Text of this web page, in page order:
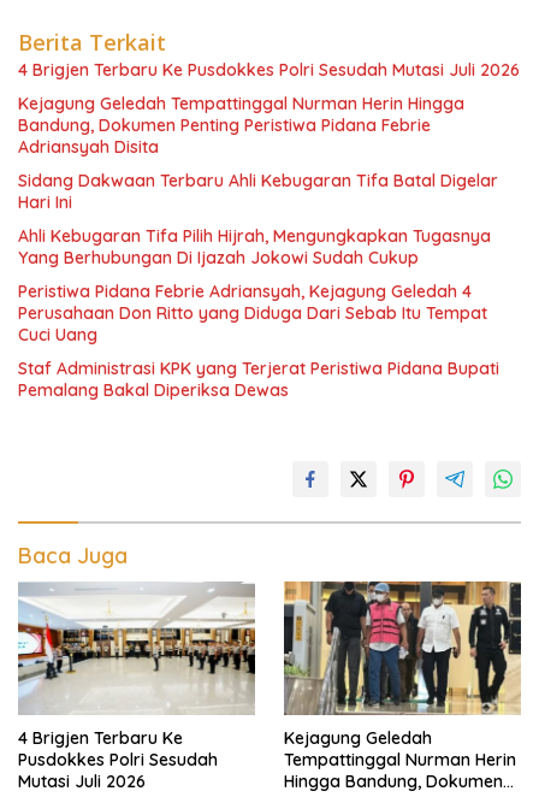
Berita Terkait
4 Brigjen Terbaru Ke Pusdokkes Polri Sesudah Mutasi Juli 2026
Kejagung Geledah Tempattinggal Nurman Herin Hingga
Bandung, Dokumen Penting Peristiwa Pidana Febrie
Adriansyah Disita
Sidang Dakwaan Terbaru Ahli Kebugaran Tifa Batal Digelar
Hari Ini
Ahli Kebugaran Tifa Pilih Hijrah, Mengungkapkan Tugasnya
Yang Berhubungan Di Ijazah Jokowi Sudah Cukup
Peristiwa Pidana Febrie Adriansyah, Kejagung Geledah 4
Perusahaan Don Ritto yang Diduga Dari Sebab Itu Tempat
Cuci Uang
Staf Administrasi KPK yang Terjerat Peristiwa Pidana Bupati
Pemalang Bakal Diperiksa Dewas
Baca Juga
4 Brigjen Terbaru Ke
Pusdokkes Polri Sesudah
Mutasi Juli 2026
Kejagung Geledah
Tempattinggal Nurman Herin
Hingga Bandung, Dokumen